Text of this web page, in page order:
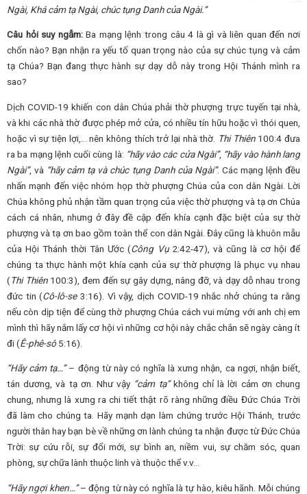
Ngài, Khá cảm tạ Ngài, chúc tụng Danh của Ngài.”
Câu hỏi suy ngẫm:Ba mạng lệnh trong câu 4 là gì và liên quan đến nơi
chốn nào? Bạn nhận ra yếu tố quan trọng nào của sự chúc tụng và cảm
tạ Chúa? Bạn đang thực hành sự dạy dỗ này trong Hội Thánh mình ra
sao?
Dịch COVID-19 khiến con dân Chúa phải thờ phượng trực tuyến tại nhà,
và khi các nhà thờ được phép mở cửa, có nhiều tín hữu hoặc vì thói quen,
hoặc vì sự tiện lợi,… nên không thích trở lại nhà thờ. Thi Thiên100:4 đưa
ra ba mạng lệnh cuối cùng là: “hãy vào các cửa Ngài”, “hãy vào hành lang
Ngài”, và “hãy cảm tạ và chúc tụng Danh của Ngài”. Các mạng lệnh đều
nhấn mạnh đến việc nhóm họp thờ phượng Chúa của con dân Ngài. Lời
Chúa không phủ nhận tầm quan trọng của việc thờ phượng và tạ ơn Chúa
cách cá nhân, nhưng ở đây đề cập đến khía cạnh đặc biệt của sự thờ
phượng và tạ ơn bao gồm toàn thể con dân Ngài. Đây cũng là khuôn mẫu
của Hội Thánh thời Tân Ước (Công Vụ2:42-47), và cũng là cơ hội để
chúng ta thực hành một khía cạnh của sự thờ phượng là phục vụ nhau
(Thi Thiên100:3), đem đến sự gây dựng, nâng đỡ, và dạy dỗ nhau trong
đức tin (Cô-lô-se3:16). Vì vậy, dịch COVID-19 nhắc nhở chúng ta rằng
nếu còn dịp tiện để cùng thờ phượng Chúa cách vui mừng với anh chị em
mình thì hãy nắm lấy cơ hội vì những cơ hội này chắc chắn sẽ ngày càng ít
đi (Ê-phê-sô5:16).
“Hãy cảm tạ…”– động từ này có nghĩa là xưng nhận, ca ngợi, nhận biết,
tán dương, và tạ ơn. Như vậy “cảm tạ”không chỉ là lời cảm ơn chung
chung, nhưng là xưng ra chi tiết thật rõ ràng những điều Đức Chúa Trời
đã làm cho chúng ta. Hãy mạnh dạn làm chứng trước Hội Thánh, trước
người thân hay bạn bè về những ơn lành chúng ta nhận được từ Đức Chúa
Trời: sự cứu rỗi, sự đổi mới, sự bình an, niềm vui, sự chăm sóc, quan
phòng, sự chữa lành thuộc linh và thuộc thể v.v…
“Hãy ngợi khen…”– động từ này có nghĩa là tự hào, kiêu hãnh. Mỗi chúng